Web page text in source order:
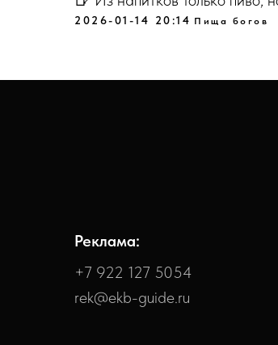
2026-01-14 20:14 Пища богов
Реклама:
+7 922 127 5054
rek@ekb-guide.ru